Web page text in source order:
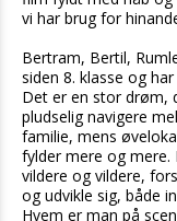
vi har brug for
Bertram, Bertil,
siden 8. klasse og
Det er en stor drøm,
pludselig navigere
familie, mens
fylder mere og mere.
vildere og vildere,
og udvikle sig, både
Hvem er man på